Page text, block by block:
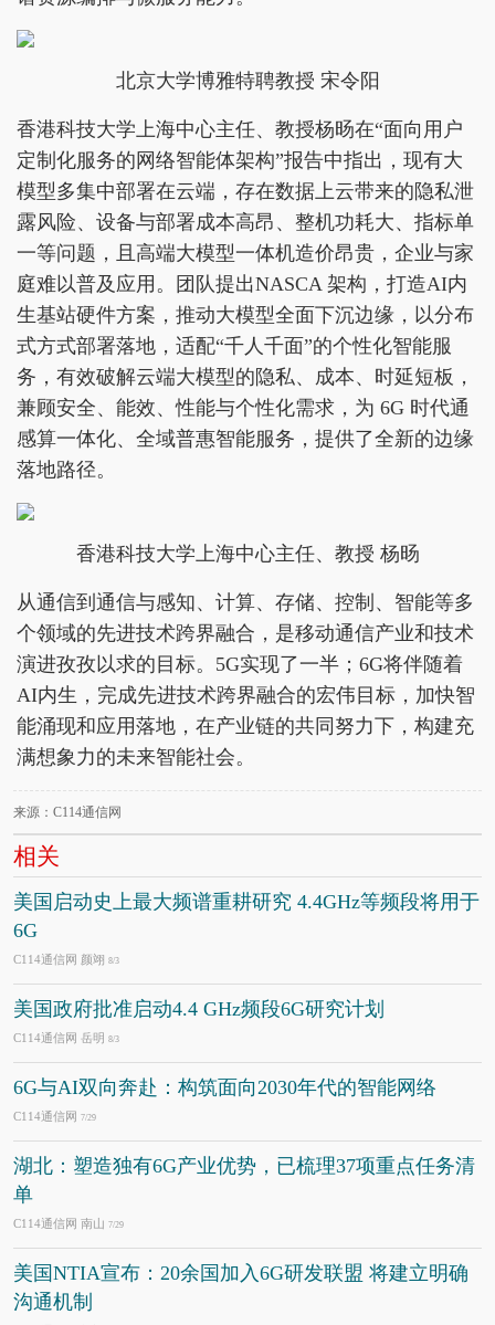
北京大学博雅特聘教授 宋令阳
香港科技大学上海中心主任、教授杨旸在“面向用户
定制化服务的网络智能体架构”报告中指出，现有大
模型多集中部署在云端，存在数据上云带来的隐私泄
露风险、设备与部署成本高昂、整机功耗大、指标单
一等问题，且高端大模型一体机造价昂贵，企业与家
庭难以普及应用。团队提出NASCA 架构，打造AI内
生基站硬件方案，推动大模型全面下沉边缘，以分布
式方式部署落地，适配“千人千面”的个性化智能服
务，有效破解云端大模型的隐私、成本、时延短板，
兼顾安全、能效、性能与个性化需求，为 6G 时代通
感算一体化、全域普惠智能服务，提供了全新的边缘
落地路径。
香港科技大学上海中心主任、教授 杨旸
从通信到通信与感知、计算、存储、控制、智能等多
个领域的先进技术跨界融合，是移动通信产业和技术
演进孜孜以求的目标。5G实现了一半；6G将伴随着
AI内生，完成先进技术跨界融合的宏伟目标，加快智
能涌现和应用落地，在产业链的共同努力下，构建充
满想象力的未来智能社会。
来源：C114通信网
相关
美国启动史上最大频谱重耕研究 4.4GHz等频段将用于
6G
C114通信网 颜翊 8/3
美国政府批准启动4.4 GHz频段6G研究计划
C114通信网 岳明 8/3
6G与AI双向奔赴：构筑面向2030年代的智能网络
C114通信网 7/29
湖北：塑造独有6G产业优势，已梳理37项重点任务清
单
C114通信网 南山 7/29
美国NTIA宣布：20余国加入6G研发联盟 将建立明确
沟通机制